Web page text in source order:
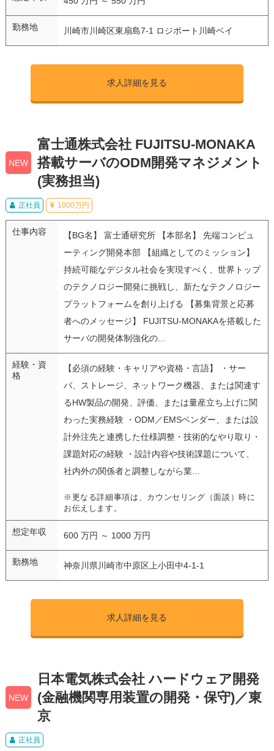
勤務地 川崎市川崎区東扇島7-1 ロジポート川崎ベイ
求人詳細を見る
NEW
富士通株式会社 FUJITSU-MONAKA
搭載サーバのODM開発マネジメント
(実務担当)
正社員 1000万円
仕事内容
【BG名】 富士通研究所 【本部名】 先端コンピュ
ーティング開発本部 【組織としてのミッション】
持続可能なデジタル社会を実現すべく、世界トップ
のテクノロジー開発に挑戦し、新たなテクノロジー
プラットフォームを創り上げる 【募集背景と応募
者へのメッセージ】 FUJITSU-MONAKAを搭載した
サーバの開発体制強化の...
経験・資
格
【必須の経験・キャリアや資格・言語】 ・サー
バ、ストレージ、ネットワーク機器、または関連す
るHW製品の開発、評価、または量産立ち上げに関
わった実務経験 ・ODM／EMSベンダー、または設
計外注先と連携した仕様調整・技術的なやり取り・
課題対応の経験 ・設計内容や技術課題について、
社内外の関係者と調整しながら業...
※更なる詳細事項は、カウンセリング（面談）時に
お伝えします。
想定年収 600 万円 ～ 1000 万円
勤務地 神奈川県川崎市中原区上小田中4-1-1
求人詳細を見る
NEW
日本電気株式会社 ハードウェア開発
(金融機関専用装置の開発・保守)／東
京
正社員